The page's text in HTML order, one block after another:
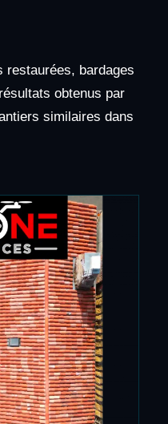
restaurées, bardages
obtenus par
similaires dans